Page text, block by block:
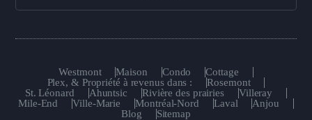
Westmont Maison Condo
Cottage
Plex, & Propriété à revenus dans :
Rosemont
St. Léonard
Ahuntsic Rivière des prairies
Villeray
Mile-End
Ville-Marie Montréal-Nord Laval
Anjou
Blog
Sitemap